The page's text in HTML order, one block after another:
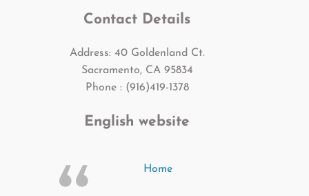
Contact Details
Address: 40 Goldenland Ct.
Sacramento, CA 95834
Phone : (916)419-1378
English website
Home